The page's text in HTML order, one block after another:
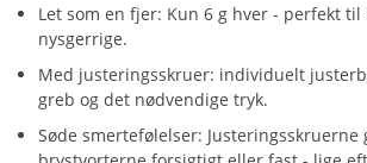
Let som en fjer: Kun 6 g hver - perfekt til
nysgerrige.
Med justeringsskruer: individuelt
greb og det nødvendige tryk.
Søde smertefølelser: Justeringsskruerne